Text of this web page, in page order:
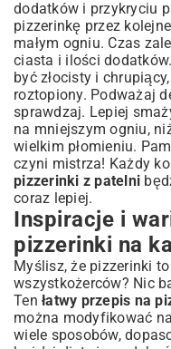
dodatków i przykryciu
pizzerinkę przez
małym ogniu. Czas
ciasta i ilości
być złocisty i
roztopiony. Podważaj
sprawdzaj. Lepiej
na mniejszym ogniu,
wielkim płomieniu.
czyni mistrza! Każdy
pizzerinki z patelni
coraz lepiej.
Inspiracje i
pizzerinki na
Myślisz, że pizzerinki
wszystkożerców? Nic
Ten łatwy przepis na
można modyfikować
wiele sposobów,